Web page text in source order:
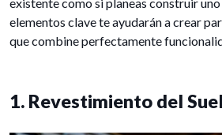
existente como si planeas construir uno
elementos clave te ayudarán a crear
que combine perfectamente
1. Revestimiento del